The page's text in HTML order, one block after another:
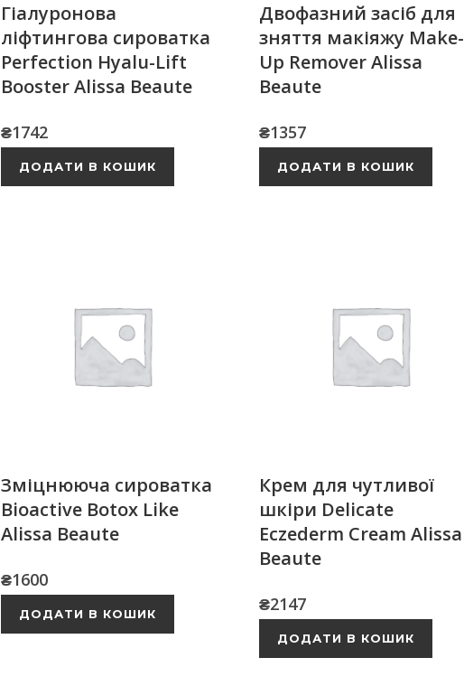
Гіалуронова
ліфтингова сироватка
Perfection Hyalu-Lift
Booster Alissa Beaute
₴1742
ДОДАТИ В КОШИК
Двофазний засіб для
зняття макіяжу Make-
Up Remover Alissa
Beaute
₴1357
ДОДАТИ В КОШИК
Зміцнююча сироватка
Bioactive Botox Like
Alissa Beaute
₴1600
ДОДАТИ В КОШИК
Крем для чутливої
шкіри Delicate
Eczederm Cream Alissa
Beaute
₴2147
ДОДАТИ В КОШИК